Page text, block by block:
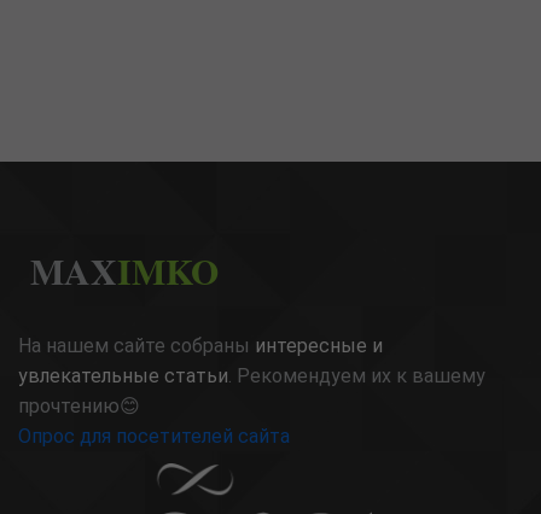
MAXIMKO
На нашем сайте собраны интересные и
увлекательные статьи. Рекомендуем их к вашему
прочтению😊
Опрос для посетителей сайта